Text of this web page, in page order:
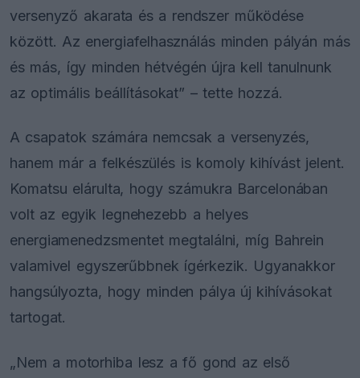
versenyző akarata és a rendszer működése
között. Az energiafelhasználás minden pályán más
és más, így minden hétvégén újra kell tanulnunk
az optimális beállításokat” – tette hozzá.
A csapatok számára nemcsak a versenyzés,
hanem már a felkészülés is komoly kihívást jelent.
Komatsu elárulta, hogy számukra Barcelonában
volt az egyik legnehezebb a helyes
energiamenedzsmentet megtalálni, míg Bahrein
valamivel egyszerűbbnek ígérkezik. Ugyanakkor
hangsúlyozta, hogy minden pálya új kihívásokat
tartogat.
„Nem a motorhiba lesz a fő gond az első